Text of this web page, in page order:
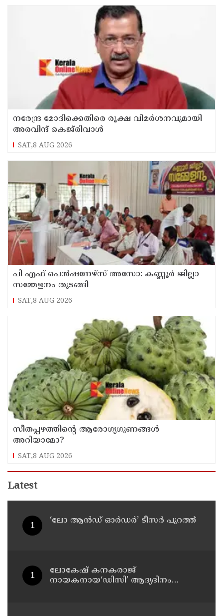
നരേന്ദ്ര മോദിക്കെതിരെ രൂക്ഷ വിമർശനവുമായി
അരവിന്ദ് കെജ്‌രിവാൾ
SAT,8 AUG 2026
പി എഫ് പെൻഷനേഴ്സ് അസോ: കണ്ണൂർ ജില്ലാ
സമ്മേളനം തുടങ്ങി
SAT,8 AUG 2026
സീതപ്പഴത്തിന്റെ ആരോഗ്യഗുണങ്ങൾ
അറിയാമോ?
SAT,8 AUG 2026
Latest
‘ലോ ആൻഡ് ഓർഡർ’ ടീസർ പുറത്ത്
ലോകേഷ് കനകരാജ്
നായകനായ‘ഡിസി’ ആദ്യദിനം